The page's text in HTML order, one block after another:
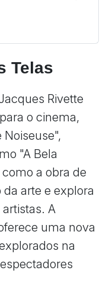
Telas
Rivette
o cinema,
"A Bela
a obra de
arte e explora
A
uma nova
na